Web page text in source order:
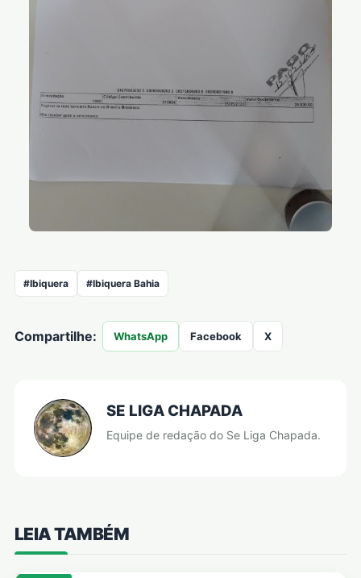
#Ibiquera #Ibiquera Bahia
Compartilhe: WhatsApp Facebook X
SE LIGA CHAPADA
Equipe de redação do Se Liga Chapada.
LEIA TAMBÉM